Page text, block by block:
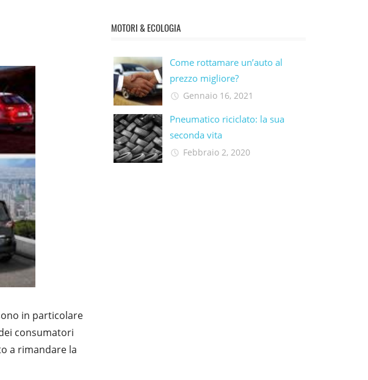
in particolare
consumatori
a rimandare la
MOTORI & ECOLOGIA
Come rottamare un’auto al
prezzo migliore?
Gennaio 16, 2021
Pneumatico riciclato: la sua
seconda vita​
Febbraio 2, 2020